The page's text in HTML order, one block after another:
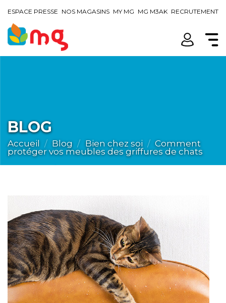
ESPACE PRESSE NOS MAGASINS MY MG MG M3AK RECRUTEMENT
BLOG
Accueil Blog Bien chez soi Comment
protéger vos meubles des griffures de chats